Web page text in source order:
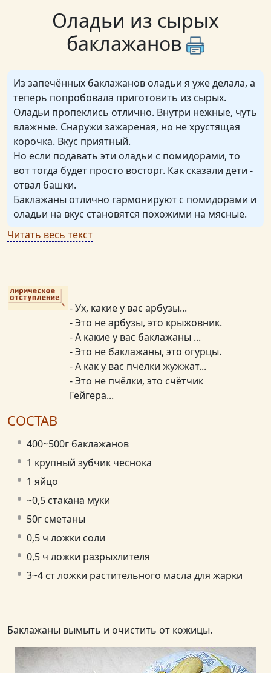
Оладьи из сырых
баклажанов
Из запечённых баклажанов оладьи я уже делала, а
теперь попробовала приготовить из сырых.
Оладьи пропеклись отлично. Внутри нежные, чуть
влажные. Снаружи зажареная, но не хрустящая
корочка. Вкус приятный.
Но если подавать эти оладьи с помидорами, то
вот тогда будет просто восторг. Как сказали дети -
отвал башки.
Баклажаны отлично гармонируют с помидорами и
оладьи на вкус становятся похожими на мясные.
Читать весь текст
- Ух, какие у вас арбузы...
- Это не арбузы, это крыжовник.
- А какие у вас баклажаны ...
- Это не баклажаны, это огурцы.
- А как у вас пчёлки жужжат...
- Это не пчёлки, это счётчик
Гейгера...
СОСТАВ
400~500г баклажанов
1 крупный зубчик чеснока
1 яйцо
~0,5 стакана муки
50г сметаны
0,5 ч ложки соли
0,5 ч ложки разрыхлителя
3~4 ст ложки растительного масла для жарки
Баклажаны вымыть и очистить от кожицы.